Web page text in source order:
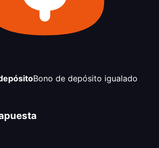
Bono de depósito igualado